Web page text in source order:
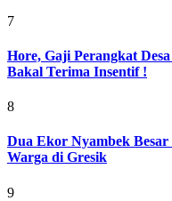
7
Hore, Gaji Perangkat
Bakal Terima Insentif !
8
Dua Ekor Nyambek
Warga di Gresik
9